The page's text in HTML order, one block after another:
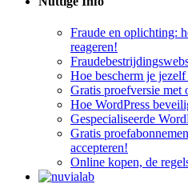
Fraude en oplichting:
reageren!
Hoe bescherm je
Gratis proefversie
Hoe WordPress
Gespecialiseerde
Gratis
accepteren!
Online kopen, de